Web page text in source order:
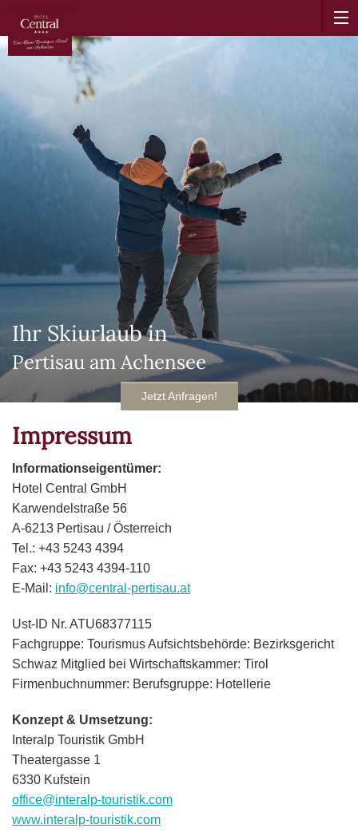
Ihr Skiurlaub in
Pertisau am Achensee
Jetzt Anfragen!
Impressum
Informationseigentümer:
Hotel Central GmbH
Karwendelstraße 56
A-6213 Pertisau / Österreich
Tel.: +43 5243 4394
Fax: +43 5243 4394-110
E-Mail: info@central-pertisau.at
Ust-ID Nr. ATU68377115
Fachgruppe: Tourismus Aufsichtsbehörde: Bezirksgericht
Schwaz Mitglied bei Wirtschaftskammer: Tirol
Firmenbuchnummer: Berufsgruppe: Hotellerie
Konzept & Umsetzung:
Interalp Touristik GmbH
Theatergasse 1
6330 Kufstein
office@interalp-touristik.com
www.interalp-touristik.com